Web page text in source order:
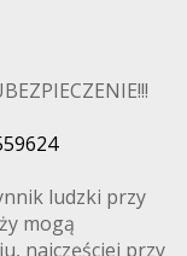
ludzki przy
mogą
najczęściej przy